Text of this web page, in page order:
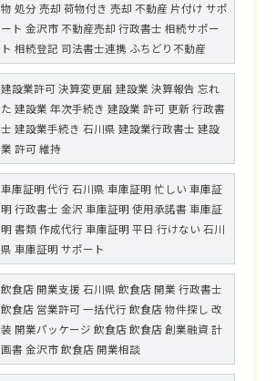
物 処分 売却 荷物付き 売却 不動産 片付け サポ
ート 金沢市 不動産売却 行政書士 相続サポー
ト 相続登記 司法書士連携 ふちどり不動産
建設業許可 決算変更届 建設業 決算報告 忘れ
た 建設業 年次手続き 建設業 許可 更新 行政書
士 建設業手続き 石川県 建設業行政書士 建設
業 許可 維持
車庫証明 代行 石川県 車庫証明 忙しい 車庫証
明 行政書士 金沢 車庫証明 使用承諾書 車庫証
明 書類 作成代行 車庫証明 平日 行けない 石川
県 車庫証明 サポート
飲食店 開業支援 石川県 飲食店 開業 行政書士
飲食店 営業許可 一括代行 飲食店 物件探し 改
装 開業パッケージ 飲食店 飲食店 創業融資 計
画書 金沢市 飲食店 開業相談